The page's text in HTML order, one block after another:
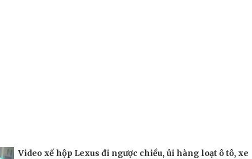
Video xế hộp Lexus đi ngược chiều, ủi hàng loạt ô tô, xe